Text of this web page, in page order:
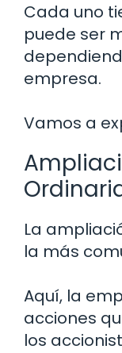
Cada uno
puede ser
empresa.
Vamos a
La
la más
Aquí, la
acciones
los